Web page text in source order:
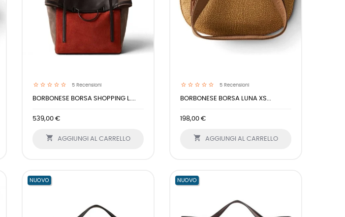
5Recensioni
BORBONESE BORSA SHOPPING L....
539,00 €
 AGGIUNGI AL CARRELLO
5Recensioni
BORBONESE BORSA LUNA XS...
198,00 €
 AGGIUNGI AL CARRELLO
NUOVO NUOVO